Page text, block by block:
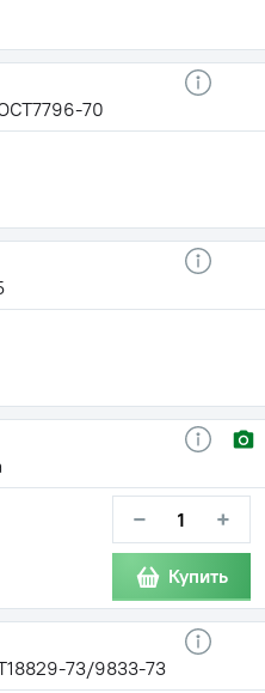
70
− +
Купить
73/9833-73